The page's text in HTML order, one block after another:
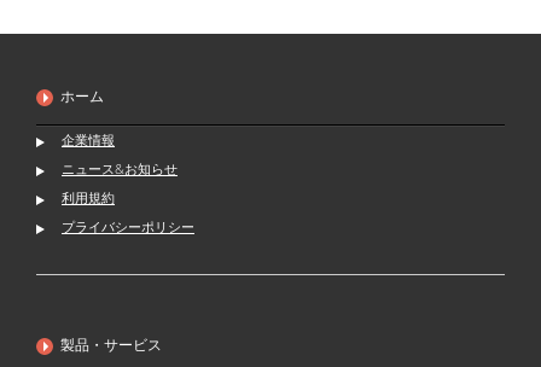
ホーム
企業情報
ニュース&お知らせ
利用規約
プライバシーポリシー
製品・サービス